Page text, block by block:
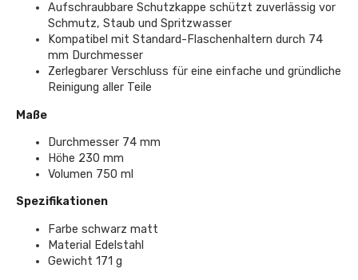
Aufschraubbare Schutzkappe schützt zuverlässig vor
Schmutz, Staub und Spritzwasser
Kompatibel mit Standard-Flaschenhaltern durch 74
mm Durchmesser
Zerlegbarer Verschluss für eine einfache und gründliche
Reinigung aller Teile
Maße
Durchmesser 74 mm
Höhe 230 mm
Volumen 750 ml
Spezifikationen
Farbe schwarz matt
Material Edelstahl
Gewicht 171 g